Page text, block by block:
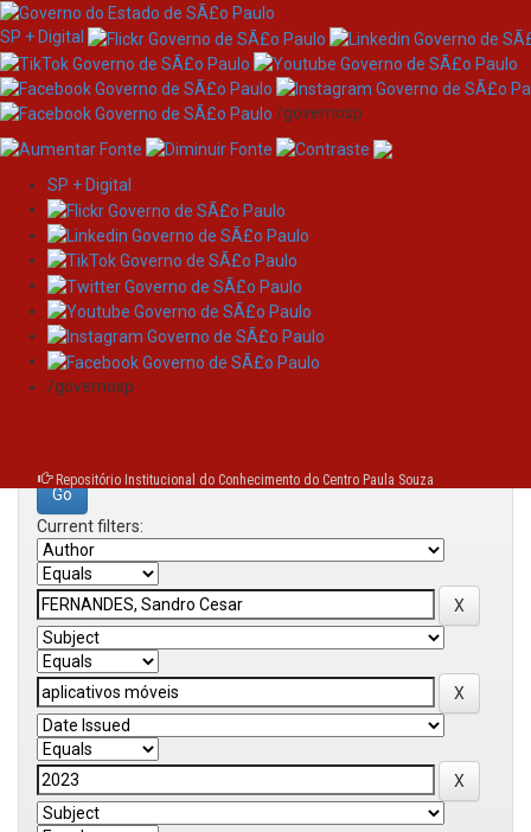
Skip
navigation
SP + Digital
/governosp
SP + Digital
/governosp
Repositório Institucional do Conhecimento do Centro Paula Souza
Search
Search:
Current filters: